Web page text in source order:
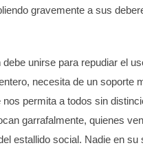
gravemente a sus
unirse para repudiar el
necesita de un soporte
permita a todos sin
garrafalmente, quienes
estallido social. Nadie en su